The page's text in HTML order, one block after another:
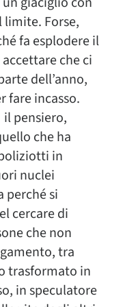
Forse,
fa esplodere il
che ci
dell’anno,
fare incasso.
pensiero,
che ha
in
nuclei
perché si
cercare di
che non
tra
trasformato in
in speculatore